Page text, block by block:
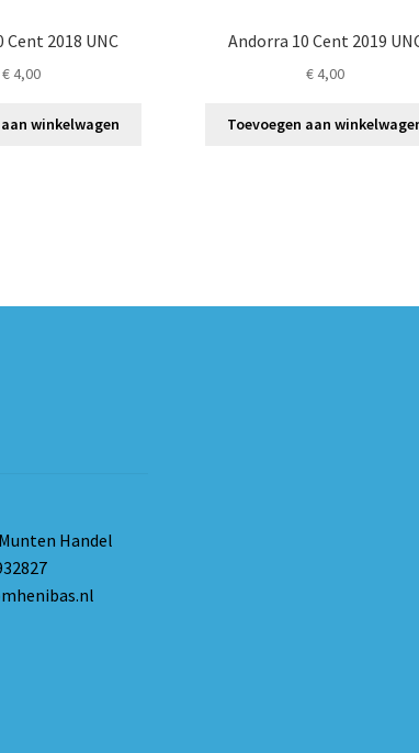
Cent 2018 UNC
€4,00
winkelwagen
Andorra 10 Cent 2019
€4,00
Toevoegen aan
Handel